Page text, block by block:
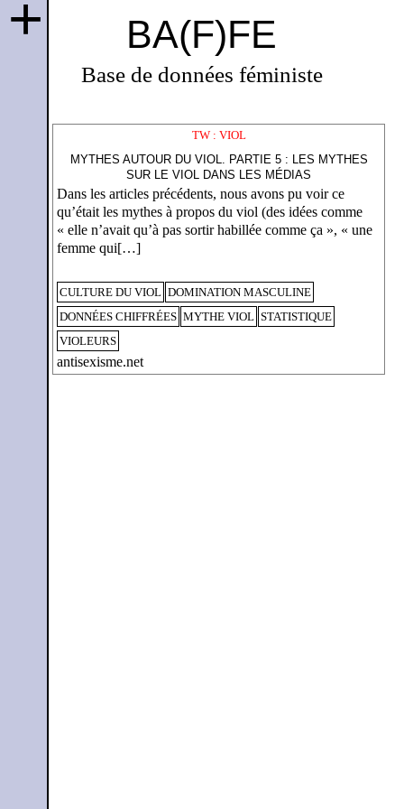
BA(F)FE
Base de données féministe
+
TW : VIOL
MYTHES AUTOUR DU VIOL. PARTIE 5 : LES MYTHES
SUR LE VIOL DANS LES MÉDIAS
Dans les articles précédents, nous avons pu voir ce
qu’était les mythes à propos du viol (des idées comme
« elle n’avait qu’à pas sortir habillée comme ça », « une
femme qui[…]
CULTURE DU VIOL DOMINATION MASCULINE
DONNÉES CHIFFRÉES MYTHE VIOL STATISTIQUE
VIOLEURS
antisexisme.net